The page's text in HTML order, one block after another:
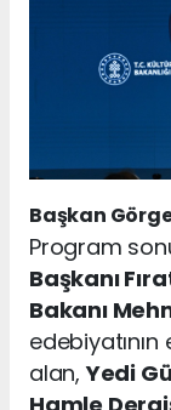
Başkan
Program
Başkanı
Bakanı
alan,Yedi